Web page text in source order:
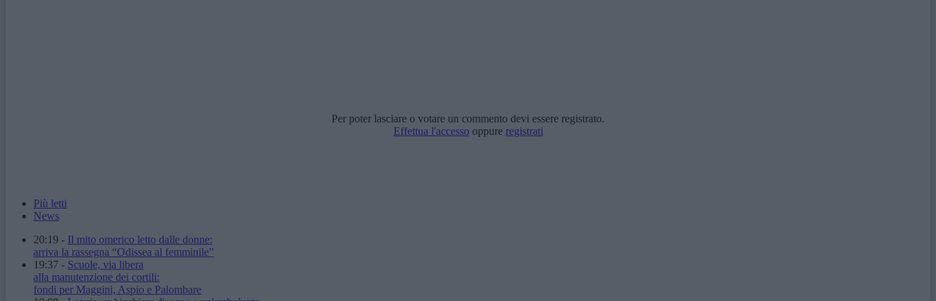
Per poter lasciare o votare un commento devi essere registrato.
Effettua l'accesso oppure registrati
Più letti
News
20:19 - Il mito omerico letto dalle donne:
arriva la rassegna “Odissea al femminile”
19:37 - Scuole, via libera
alla manutenzione dei cortili:
fondi per Maggini, Aspio e Palombare